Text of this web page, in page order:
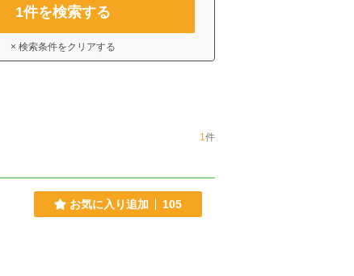
1件を検索する
× 検索条件をクリアする
1件
お気に入り追加 105